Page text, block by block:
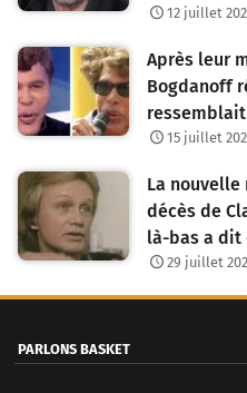
12 juillet
Après leur
Bogdanoff
ressemblait
15 juillet
La
décès de
là-bas a dit
29 juillet
PARLONS BASKET